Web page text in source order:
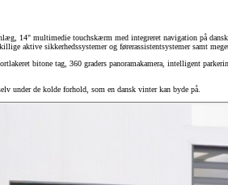
14" multimedie touchskærm med integreret navigation på
aktive sikkerhedssystemer og førerassistentsystemer samt
bitone tag, 360 graders panoramakamera, intelligent
under de kolde forhold, som en dansk vinter kan byde på.